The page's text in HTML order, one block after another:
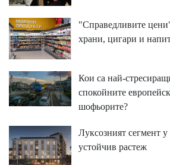
"Справедливите
храни, цигари и
Кои са най-
спокойните
шофьорите?
Луксозният сегмент
устойчив растеж